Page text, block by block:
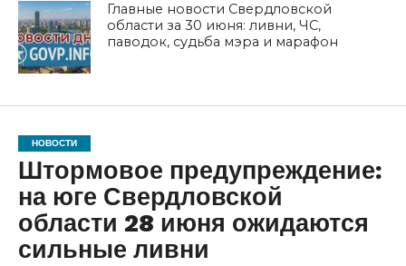
Главные новости Свердловской
области за 30 июня: ливни, ЧС,
паводок, судьба мэра и марафон
НОВОСТИ
Штормовое предупреждение:
на юге Свердловской
области 28 июня ожидаются
сильные ливни